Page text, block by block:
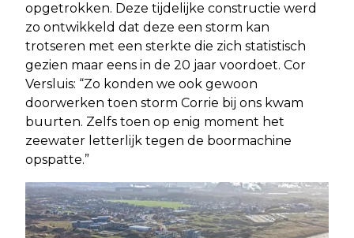
opgetrokken. Deze tijdelijke constructie werd
zo ontwikkeld dat deze een storm kan
trotseren met een sterkte die zich statistisch
gezien maar eens in de 20 jaar voordoet. Cor
Versluis: “Zo konden we ook gewoon
doorwerken toen storm Corrie bij ons kwam
buurten. Zelfs toen op enig moment het
zeewater letterlijk tegen de boormachine
opspatte.”